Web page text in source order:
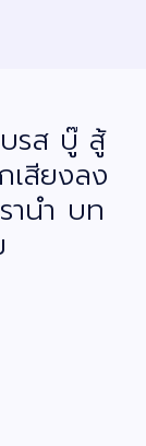
บรส บู๊ สู้
สียงลง
านำ บท